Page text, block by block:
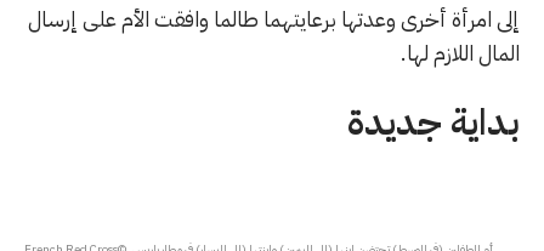
إلى امرأة أخرى وعدتها برعايتهما طالما وافقت الأم على إرسال
المال اللازم لها.
بداية جديدة